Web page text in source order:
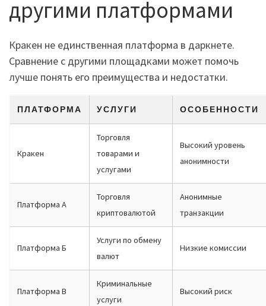
другими платформами
Кракен не единственная платформа в даркнете.
Сравнение с другими площадками может помочь
лучше понять его преимущества и недостатки.
ПЛАТФОРМА УСЛУГИ ОСОБЕННОСТИ
Кракен
Торговля
товарами и
услугами
Высокий уровень
анонимности
Платформа А
Торговля
криптовалютой
Анонимные
транзакции
Платформа Б
Услуги по обмену
валют
Низкие комиссии
Платформа В
Криминальные
услуги
Высокий риск